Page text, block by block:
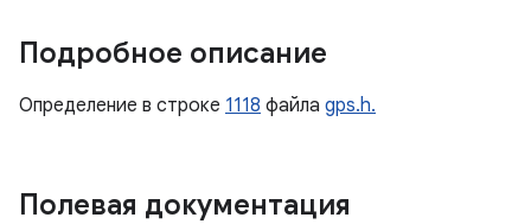
Подробное описание
Определение в строке 1118 файла gps.h.
Полевая документация